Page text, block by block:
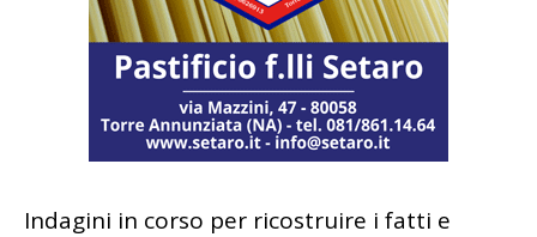
Indagini in corso per ricostruire i fatti e